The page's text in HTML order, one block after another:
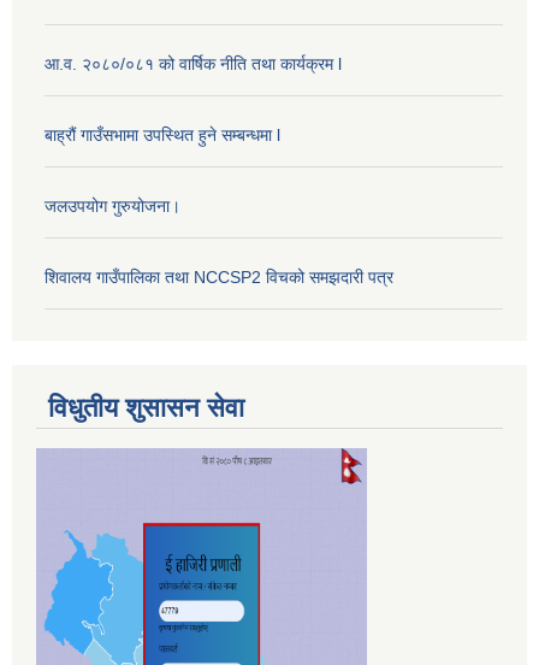
आ.व. २०८०/०८१ को वार्षिक नीति तथा कार्यक्रम l
बाह्रौं गाउँसभामा उपस्थित हुने सम्बन्धमा l
जलउपयोग गुरुयोजना।
शिवालय गाउँपालिका तथा NCCSP2 विचको समझदारी पत्र
विधुतीय शुसासन सेवा